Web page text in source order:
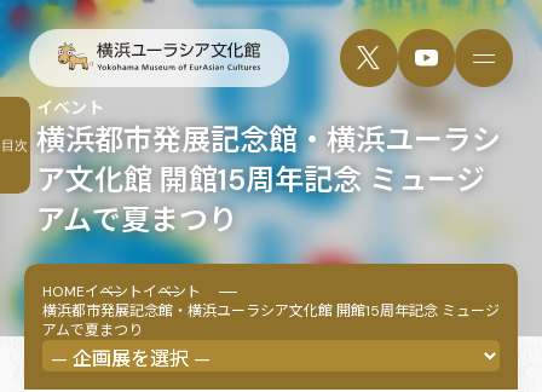
横浜都市発展記念館・横浜ユーラシ
ア文化館 開館15周年記念 ミュージ
アムで夏まつり
イベント
HOMEイベントイベント
横浜都市発展記念館・横浜ユーラシア文化館 開館15周年記念 ミュージ
アムで夏まつり
目次